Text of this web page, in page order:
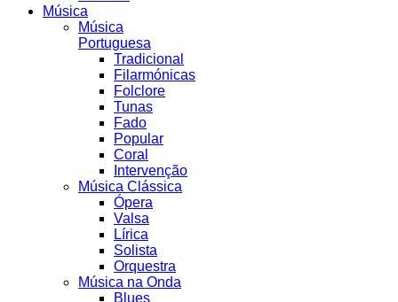
Música
Música
Portuguesa
Tradicional
Filarmónicas
Folclore
Tunas
Fado
Popular
Coral
Intervenção
Música Clássica
Ópera
Valsa
Lírica
Solista
Orquestra
Música na Onda
Blues